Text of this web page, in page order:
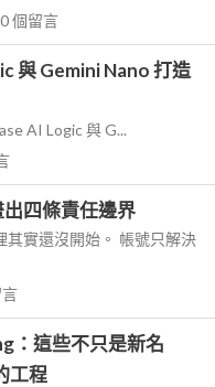
0個留言
與 Gemini Nano 打造
AI Logic 與 G...
四條責任邊界
實還沒開始。 帳號只解決
：這些不只是新名
工程